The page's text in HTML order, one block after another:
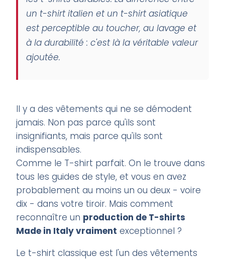
un t-shirt italien et un t-shirt asiatique
est perceptible au toucher, au lavage et
à la durabilité : c'est là la véritable valeur
ajoutée.
Il y a des vêtements qui ne se démodent
jamais. Non pas parce qu'ils sont
insignifiants, mais parce qu'ils sont
indispensables.
Comme le T-shirt parfait. On le trouve dans
tous les guides de style, et vous en avez
probablement au moins un ou deux - voire
dix - dans votre tiroir. Mais comment
reconnaître un production de T-shirts
Made in Italyvraiment exceptionnel ?
Le t-shirt classique est l'un des vêtements